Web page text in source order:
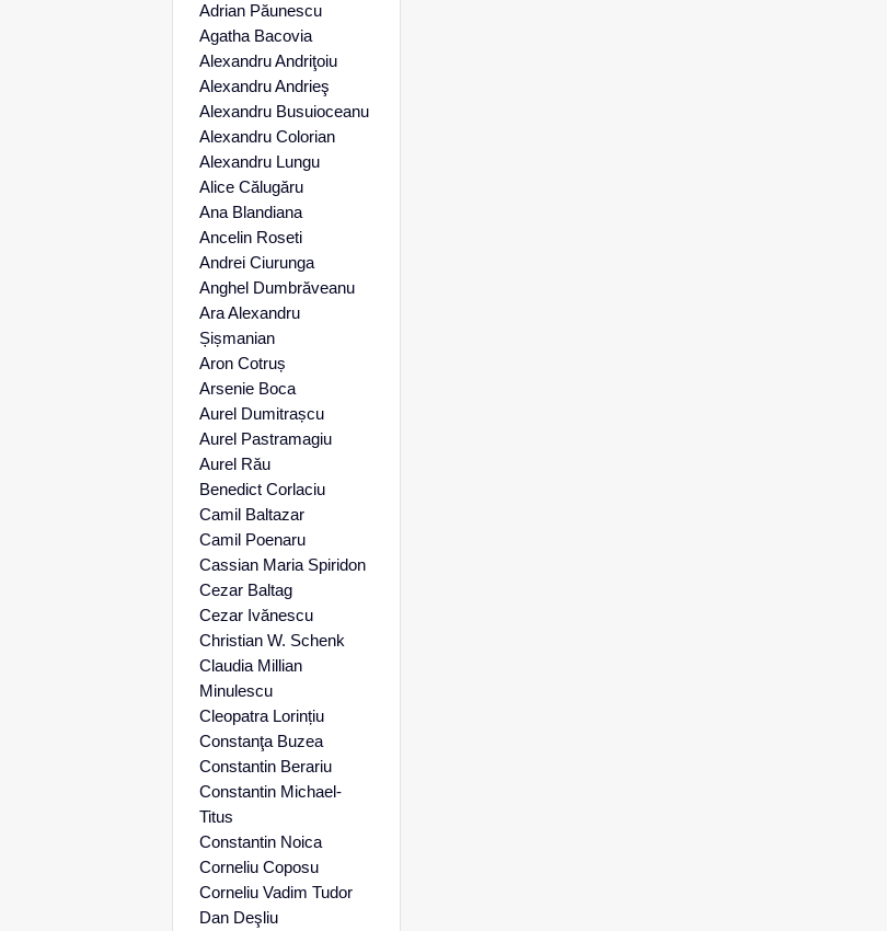
Adrian Păunescu
Agatha Bacovia
Alexandru Andriţoiu
Alexandru Andrieş
Alexandru Busuioceanu
Alexandru Colorian
Alexandru Lungu
Alice Călugăru
Ana Blandiana
Ancelin Roseti
Andrei Ciurunga
Anghel Dumbrăveanu
Ara Alexandru
Șișmanian
Aron Cotruș
Arsenie Boca
Aurel Dumitrașcu
Aurel Pastramagiu
Aurel Rău
Benedict Corlaciu
Camil Baltazar
Camil Poenaru
Cassian Maria Spiridon
Cezar Baltag
Cezar Ivănescu
Christian W. Schenk
Claudia Millian
Minulescu
Cleopatra Lorințiu
Constanţa Buzea
Constantin Berariu
Constantin Michael-
Titus
Constantin Noica
Corneliu Coposu
Corneliu Vadim Tudor
Dan Deşliu